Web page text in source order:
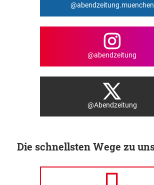
@abendzeitung.muenchen
@abendzeitung
@Abendzeitung
Die schnellsten Wege zu